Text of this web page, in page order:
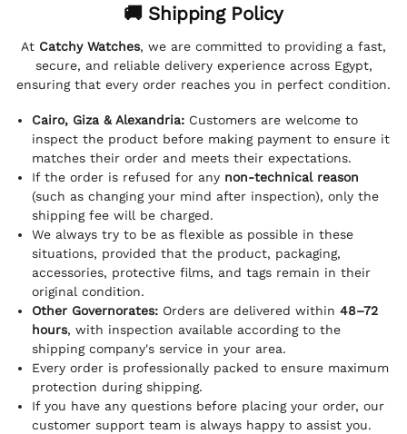
🚚 Shipping Policy
At Catchy Watches, we are committed to providing a fast,
secure, and reliable delivery experience across Egypt,
ensuring that every order reaches you in perfect condition.
Cairo, Giza & Alexandria: Customers are welcome to
inspect the product before making payment to ensure it
matches their order and meets their expectations.
If the order is refused for any non-technical reason
(such as changing your mind after inspection), only the
shipping fee will be charged.
We always try to be as flexible as possible in these
situations, provided that the product, packaging,
accessories, protective films, and tags remain in their
original condition.
Other Governorates: Orders are delivered within 48–72
hours, with inspection available according to the
shipping company's service in your area.
Every order is professionally packed to ensure maximum
protection during shipping.
If you have any questions before placing your order, our
customer support team is always happy to assist you.